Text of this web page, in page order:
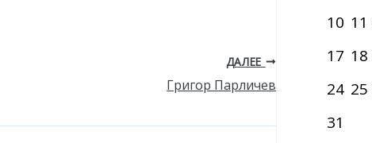
ДАЛЕЕ
Григор Парличев
10 11
17 18
24 25
31